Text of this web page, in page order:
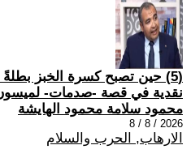
(5) حين تصبح كسرة الخبز بطلةً
نقدية في قصة -صدمات-
محمود سلامة محمود الهايشة
2026 / 8 / 8
الارهاب, الحرب والسلام